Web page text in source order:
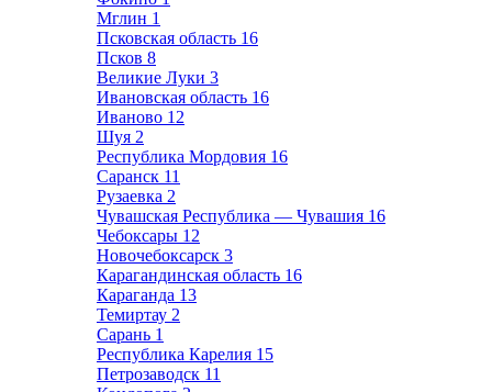
Мглин 1
Псковская область 16
Псков 8
Великие Луки 3
Ивановская область 16
Иваново 12
Шуя 2
Республика Мордовия 16
Саранск 11
Рузаевка 2
Чувашская Республика — Чувашия 16
Чебоксары 12
Новочебоксарск 3
Карагандинская область 16
Караганда 13
Темиртау 2
Сарань 1
Республика Карелия 15
Петрозаводск 11